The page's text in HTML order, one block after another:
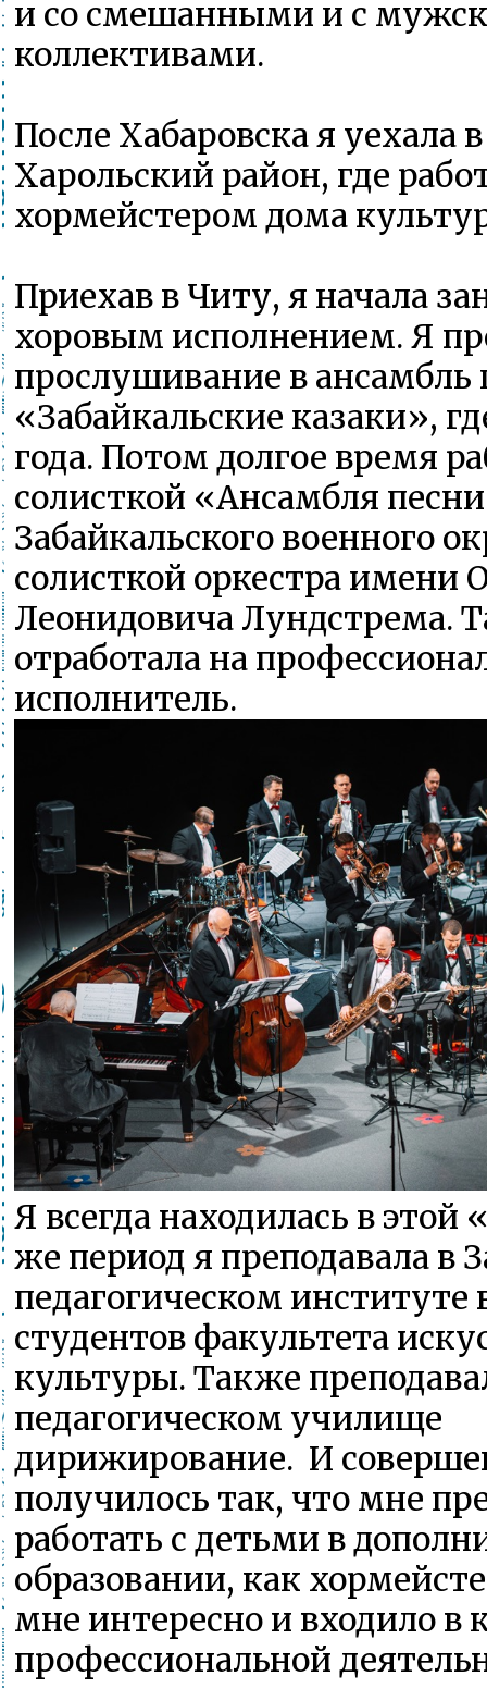
и со смешанными и с
коллективами.
После Хабаровска я уехала
Харольский район, где
хормейстером дома
Приехав в Читу, я начала
хоровым исполнением. Я
прослушивание в ансамбль
«Забайкальские казаки»,
года. Потом долгое время
солисткой «Ансамбля
Забайкальского военного
солисткой оркестра имени
Леонидовича Лундстрема.
отработала на
исполнитель.
Я всегда находилась в этой
же период я преподавала в
педагогическом институте
студентов факультета
культуры. Также
педагогическом училище
дирижирование. И
получилось так, что мне
работать с детьми в
образовании, как
мне интересно и входило в
профессиональной